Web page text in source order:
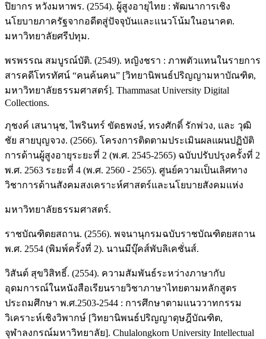
ปิยากร หวังมหาพร. (2554). ผู้สูงอายุไทย : พัฒนาการเชิง
นโยบายภาครัฐจากอดีตสู่ปัจจุบันและแนวโน้มในอนาคต.
มหาวิทยาลัยศรีปทุม.
พรพรรณ สมบูรณ์บัติ. (2549). หญิงชรา : ภาพตัวแทนในรายการ
สารคดีโทรทัศน์ “คนค้นฅน” [วิทยานิพนธ์ปริญญามหาบัณฑิต,
มหาวิทยาลัยธรรมศาสตร์]. Thammasat University Digital
Collections.
ภุชงค์ เสนานุช, ไพรินทร์ ขัดธพงษ์, ทรงศักดิ์ รักพ่วง, และ วุฒิ
ชัย สายบุญจวง. (2566). โครงการติดตามประเมินผลแผนปฏิบัติ
การด้านผู้สูงอายุระยะที่ 2 (พ.ศ. 2545-2565) ฉบับปรับปรุงครั้งที่ 2
พ.ศ. 2563 ระยะที่ 4 (พ.ศ. 2560 - 2565). ศูนย์ความเป็นเลิศทาง
วิชาการด้านสังคมสงเคราะห์ศาสตร์และนโยบายสังคมแห่ง
มหาวิทยาลัยธรรมศาสตร์.
ราชบัณฑิตยสถาน. (2556). พจนานุกรมฉบับราชบัณฑิตยสถาน
พ.ศ. 2554 (พิมพ์ครั้งที่ 2). นานมีบุ๊คส์พับลิเคชั่นส์.
วิสันต์ สุขวิสิทธิ์. (2554). ความสัมพันธ์ระหว่างภาษากับ
อุดมการณ์ในหนังสือเรียนรายวิชาภาษาไทยตามหลักสูตร
ประถมศึกษา พ.ศ.2503-2544 : การศึกษาตามแนววาทกรรม
วิเคราะห์เชิงวิพากษ์ [วิทยานิพนธ์ปริญญาดุษฎีบัณฑิต,
จุฬาลงกรณ์มหาวิทยาลัย]. Chulalongkorn University Intellectual